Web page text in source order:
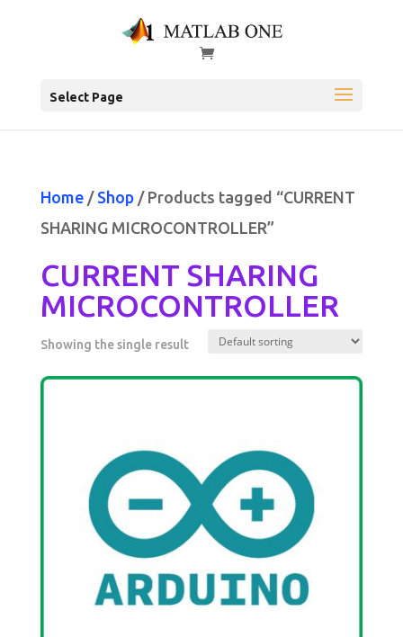
Select Page
Home/ Shop/ Products tagged “CURRENT
SHARING MICROCONTROLLER”
CURRENT SHARING
MICROCONTROLLER
Showing the single result